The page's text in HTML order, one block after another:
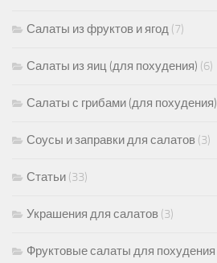
Салаты из фруктов и ягод (7)
Салаты из яиц (для похудения) (6)
Салаты с грибами (для похудения)
Соусы и заправки для салатов (3)
Статьи (33)
Украшения для салатов (3)
Фруктовые салаты для похудения